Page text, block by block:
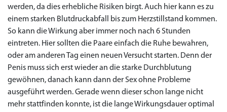
werden, da dies erhebliche Risiken birgt. Auch hier kann es zu
einem starken Blutdruckabfall bis zum Herzstillstand kommen.
So kann die Wirkung aber immer noch nach 6 Stunden
eintreten. Hier sollten die Paare einfach die Ruhe bewahren,
oder am anderen Tag einen neuen Versucht starten. Denn der
Penis muss sich erst wieder an die starke Durchblutung
gewöhnen, danach kann dann der Sex ohne Probleme
ausgeführt werden. Gerade wenn dieser schon lange nicht
mehr stattfinden konnte, ist die lange Wirkungsdauer optimal